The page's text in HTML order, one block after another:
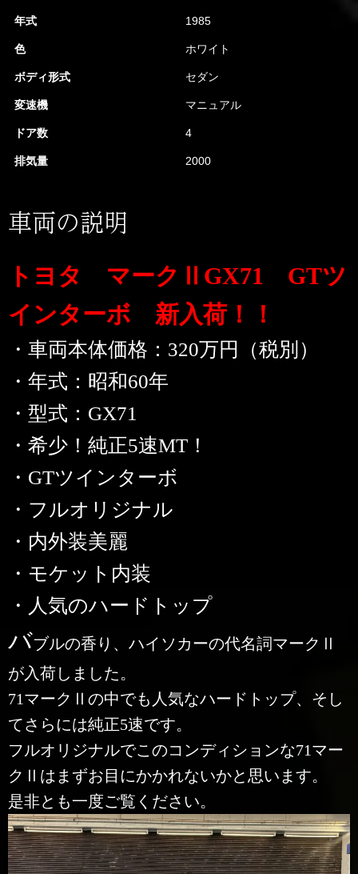
年式 1985
色 ホワイト
ボディ形式 セダン
変速機 マニュアル
ドア数 4
排気量 2000
車両の説明
トヨタ マークⅡGX71 GTツ
インターボ 新入荷！！
・車両本体価格：320万円（税別）
・年式：昭和60年
・型式：GX71
・希少！純正5速MT！
・GTツインターボ
・フルオリジナル
・内外装美麗
・モケット内装
・人気のハードトップ
バブルの香り、ハイソカーの代名詞マークⅡ
が入荷しました。
71マークⅡの中でも人気なハードトップ、そし
てさらには純正5速です。
フルオリジナルでこのコンディションな71マー
クⅡはまずお目にかかれないかと思います。
是非とも一度ご覧ください。